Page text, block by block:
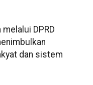
DPRD
dan sistem